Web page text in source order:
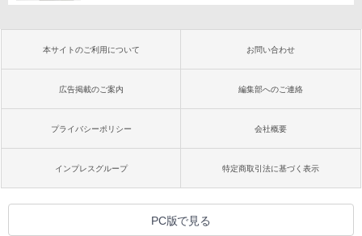
本サイトのご利用について お問い合わせ
広告掲載のご案内 編集部へのご連絡
プライバシーポリシー 会社概要
インプレスグループ 特定商取引法に基づく表示
PC版で見る